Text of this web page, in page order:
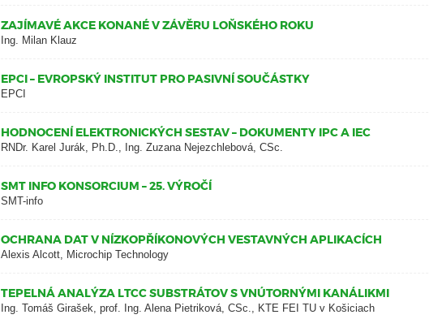
ZAJÍMAVÉ AKCE KONANÉ V ZÁVĚRU LOŇSKÉHO ROKU
Ing. Milan Klauz
EPCI – EVROPSKÝ INSTITUT PRO PASIVNÍ SOUČÁSTKY
EPCI
HODNOCENÍ ELEKTRONICKÝCH SESTAV – DOKUMENTY IPC A IEC
RNDr. Karel Jurák, Ph.D., Ing. Zuzana Nejezchlebová, CSc.
SMT INFO KONSORCIUM – 25. VÝROČÍ
SMT-info
OCHRANA DAT V NÍZKOPŘÍKONOVÝCH VESTAVNÝCH APLIKACÍCH
Alexis Alcott, Microchip Technology
TEPELNÁ ANALÝZA LTCC SUBSTRÁTOV S VNÚTORNÝMI KANÁLIKMI
Ing. Tomáš Girašek, prof. Ing. Alena Pietriková, CSc., KTE FEI TU v Košiciach